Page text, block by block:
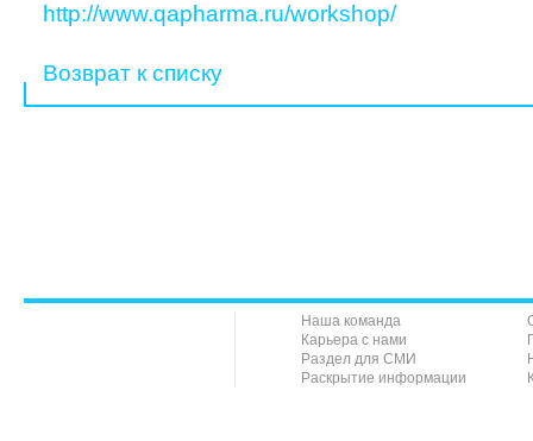
http://www.qapharma.ru/workshop/
Возврат к списку
Наша команда
Карьера с нами
Раздел для СМИ
Раскрытие информации